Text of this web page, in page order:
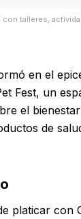
talleres,
en el
Fest, un
el
de
platicar con